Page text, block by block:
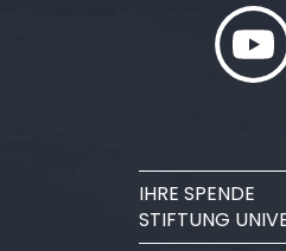
IHRE SPENDE
STIFTUNG